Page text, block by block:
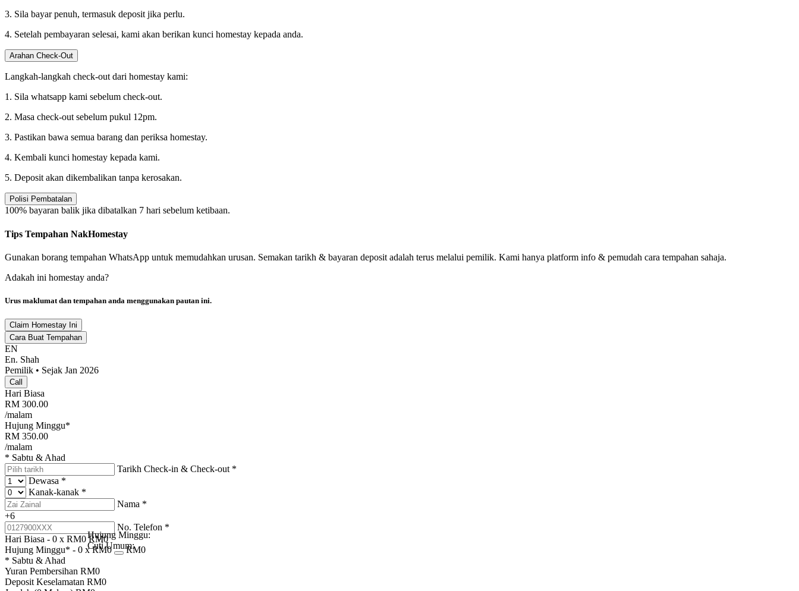
3. Sila bayar penuh, termasuk deposit jika perlu.
4. Setelah pembayaran selesai, kami akan berikan kunci homestay kepada anda.
Arahan Check-Out
Langkah-langkah check-out dari homestay kami:
1. Sila whatsapp kami sebelum check-out.
2. Masa check-out sebelum pukul 12pm.
3. Pastikan bawa semua barang dan periksa homestay.
4. Kembali kunci homestay kepada kami.
5. Deposit akan dikembalikan tanpa kerosakan.
Polisi Pembatalan
100% bayaran balik jika dibatalkan 7 hari sebelum ketibaan.
Tips Tempahan NakHomestay
Gunakan borang tempahan WhatsApp untuk memudahkan urusan. Semakan tarikh & bayaran deposit adalah terus melalui pemilik. Kami hanya platform info & pemudah cara tempahan sahaja.
Adakah ini homestay anda?
Urus maklumat dan tempahan anda menggunakan pautan ini.
Claim Homestay Ini
Cara Buat Tempahan
EN
En. Shah
Pemilik • Sejak Jan 2026
Call
Hari Biasa
RM 300.00
/malam
Hujung Minggu*
RM 350.00
/malam
* Sabtu & Ahad
Tarikh Check-in & Check-out *
Dewasa *
Kanak-kanak *
Nama *
+6
No. Telefon *
Hari Biasa - 0 x RM0 RM0
Hujung Minggu* - 0 x RM0
Hujung Minggu:
Cuti Umum:RM0
* Sabtu & Ahad
Yuran Pembersihan RM0
Deposit Keselamatan RM0